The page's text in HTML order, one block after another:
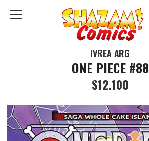
IVREA ARG
ONE PIECE #88
$12.100